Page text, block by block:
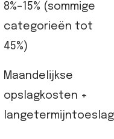
8%–15% (sommige
categorieën tot
45%)
Maandelijkse
opslagkosten +
langetermijntoeslag